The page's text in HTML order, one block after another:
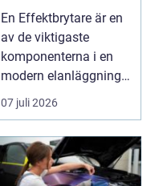
En Effektbrytare är en
av de viktigaste
komponenterna i en
modern elanläggning.
Den skyddar
människo...
07 juli 2026